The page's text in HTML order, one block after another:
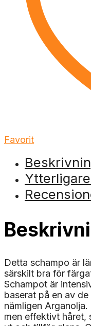
Favorit
Detta schampo är
särskilt bra för
Schampot är
baserat på en av
nämligen
men effektivt håret,